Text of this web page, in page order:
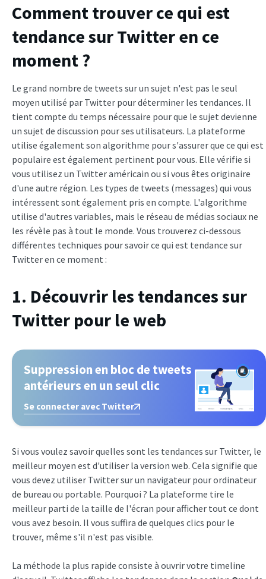
Comment trouver ce qui est
tendance sur Twitter en ce
moment ?
Le grand nombre de tweets sur un sujet n'est pas le seul
moyen utilisé par Twitter pour déterminer les tendances. Il
tient compte du temps nécessaire pour que le sujet devienne
un sujet de discussion pour ses utilisateurs. La plateforme
utilise également son algorithme pour s'assurer que ce qui est
populaire est également pertinent pour vous. Elle vérifie si
vous utilisez un Twitter américain ou si vous êtes originaire
d'une autre région. Les types de tweets (messages) qui vous
intéressent sont également pris en compte. L'algorithme
utilise d'autres variables, mais le réseau de médias sociaux ne
les révèle pas à tout le monde. Vous trouverez ci-dessous
différentes techniques pour savoir ce qui est tendance sur
Twitter en ce moment :
1. Découvrir les tendances sur
Twitter pour le web
Suppression en bloc de tweets
antérieurs en un seul clic
Se connecter avec Twitter
Si vous voulez savoir quelles sont les tendances sur Twitter, le
meilleur moyen est d'utiliser la version web. Cela signifie que
vous devez utiliser Twitter sur un navigateur pour ordinateur
de bureau ou portable. Pourquoi ? La plateforme tire le
meilleur parti de la taille de l'écran pour afficher tout ce dont
vous avez besoin. Il vous suffira de quelques clics pour le
trouver, même s'il n'est pas visible.
La méthode la plus rapide consiste à ouvrir votre timeline